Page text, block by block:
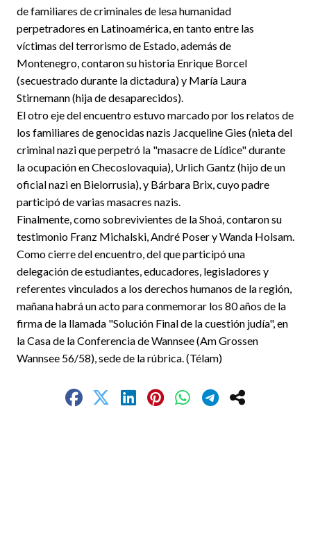
de familiares de criminales de lesa humanidad
perpetradores en Latinoamérica, en tanto entre las
víctimas del terrorismo de Estado, además de
Montenegro, contaron su historia Enrique Borcel
(secuestrado durante la dictadura) y María Laura
Stirnemann (hija de desaparecidos).
El otro eje del encuentro estuvo marcado por los relatos de
los familiares de genocidas nazis Jacqueline Gies (nieta del
criminal nazi que perpetró la "masacre de Lídice" durante
la ocupación en Checoslovaquia), Urlich Gantz (hijo de un
oficial nazi en Bielorrusia), y Bárbara Brix, cuyo padre
participó de varias masacres nazis.
Finalmente, como sobrevivientes de la Shoá, contaron su
testimonio Franz Michalski, André Poser y Wanda Holsam.
Como cierre del encuentro, del que participó una
delegación de estudiantes, educadores, legisladores y
referentes vinculados a los derechos humanos de la región,
mañana habrá un acto para conmemorar los 80 años de la
firma de la llamada "Solución Final de la cuestión judía", en
la Casa de la Conferencia de Wannsee (Am Grossen
Wannsee 56/58), sede de la rúbrica. (Télam)